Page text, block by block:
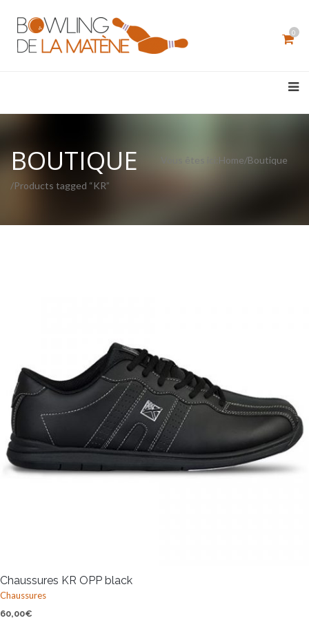
0
BOUTIQUE Home/Boutique
/Products tagged “KR”
Chaussures KR OPP black
Chaussures
60,00€